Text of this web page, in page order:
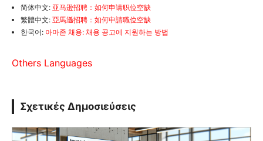
简体中文: 亚马逊招聘：如何申请职位空缺
繁體中文: 亞馬遜招聘：如何申請職位空缺
한국어: 아마존 채용: 채용 공고에 지원하는 방법
Others Languages
Σχετικές Δημοσιεύσεις